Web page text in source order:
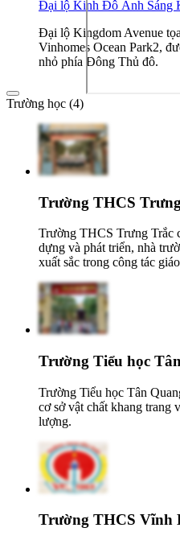
Đại lộ Kinh Đô Ánh Sáng
Đại lộ Kingdom Avenue
Vinhomes Ocean Park2,
nhỏ phía Đông Thủ đô.
Trường học (4)
Trường THCS
Trường THCS Trưng Trắc
dựng và phát triển, nhà
xuất sắc trong công tác
Trường Tiểu học
Trường Tiểu học Tân
cơ sở vật chất khang trang
lượng.
Trường THCS Vĩnh